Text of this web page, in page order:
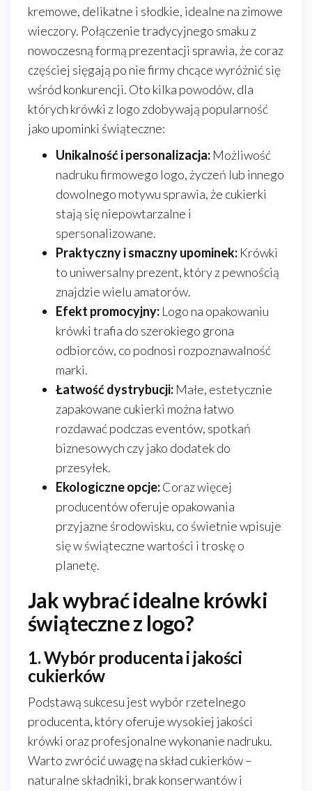
kremowe, delikatne i słodkie, idealne na zimowe
wieczory. Połączenie tradycyjnego smaku z
nowoczesną formą prezentacji sprawia, że coraz
częściej sięgają po nie firmy chcące wyróżnić się
wśród konkurencji. Oto kilka powodów, dla
których krówki z logo zdobywają popularność
jako upominki świąteczne:
Unikalność i personalizacja: Możliwość
nadruku firmowego logo, życzeń lub innego
dowolnego motywu sprawia, że cukierki
stają się niepowtarzalne i
spersonalizowane.
Praktyczny i smaczny upominek: Krówki
to uniwersalny prezent, który z pewnością
znajdzie wielu amatorów.
Efekt promocyjny: Logo na opakowaniu
krówki trafia do szerokiego grona
odbiorców, co podnosi rozpoznawalność
marki.
Łatwość dystrybucji: Małe, estetycznie
zapakowane cukierki można łatwo
rozdawać podczas eventów, spotkań
biznesowych czy jako dodatek do
przesyłek.
Ekologiczne opcje:Coraz więcej
producentów oferuje opakowania
przyjazne środowisku, co świetnie wpisuje
się w świąteczne wartości i troskę o
planetę.
Jak wybrać idealne krówki
świąteczne z logo?
1. Wybór producenta i jakości
cukierków
Podstawą sukcesu jest wybór rzetelnego
producenta, który oferuje wysokiej jakości
krówki oraz profesjonalne wykonanie nadruku.
Warto zwrócić uwagę na skład cukierków –
naturalne składniki, brak konserwantów i